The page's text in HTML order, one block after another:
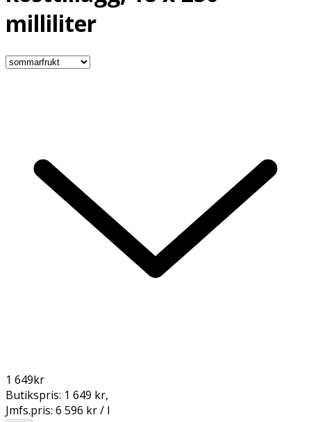
milliliter
1 649kr
Butikspris: 1 649 kr,
Jmfs.pris: 6 596 kr / l